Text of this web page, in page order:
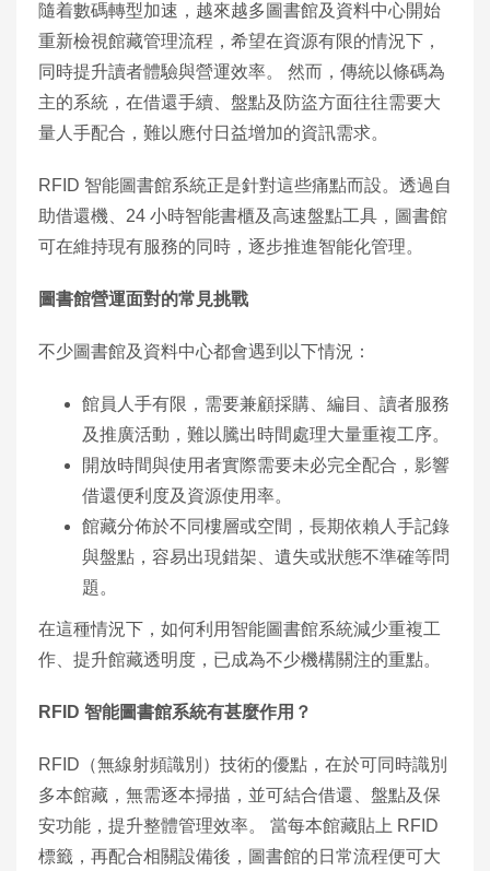
隨着數碼轉型加速，越來越多圖書館及資料中心開始
重新檢視館藏管理流程，希望在資源有限的情況下，
同時提升讀者體驗與營運效率。 然而，傳統以條碼為
主的系統，在借還手續、盤點及防盜方面往往需要大
量人手配合，難以應付日益增加的資訊需求。
RFID 智能圖書館系統正是針對這些痛點而設。透過自
助借還機、24 小時智能書櫃及高速盤點工具，圖書館
可在維持現有服務的同時，逐步推進智能化管理。
圖書館營運面對的常見挑戰
不少圖書館及資料中心都會遇到以下情況：
館員人手有限，需要兼顧採購、編目、讀者服務
及推廣活動，難以騰出時間處理大量重複工序。
開放時間與使用者實際需要未必完全配合，影響
借還便利度及資源使用率。
館藏分佈於不同樓層或空間，長期依賴人手記錄
與盤點，容易出現錯架、遺失或狀態不準確等問
題。
在這種情況下，如何利用智能圖書館系統減少重複工
作、提升館藏透明度，已成為不少機構關注的重點。
RFID 智能圖書館系統有甚麼作用？
RFID（無線射頻識別）技術的優點，在於可同時識別
多本館藏，無需逐本掃描，並可結合借還、盤點及保
安功能，提升整體管理效率。 當每本館藏貼上 RFID
標籤，再配合相關設備後，圖書館的日常流程便可大